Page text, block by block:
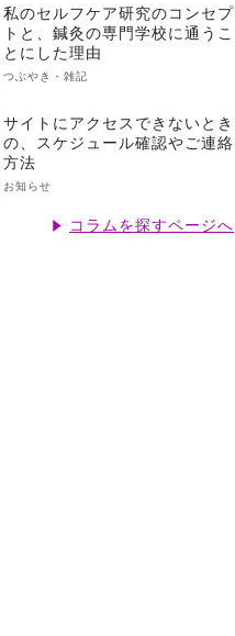
私のセルフケア研究のコンセプ
トと、鍼灸の専門学校に通うこ
とにした理由
つぶやき・雑記
サイトにアクセスできないとき
の、スケジュール確認やご連絡
方法
お知らせ
コラムを探すページへ